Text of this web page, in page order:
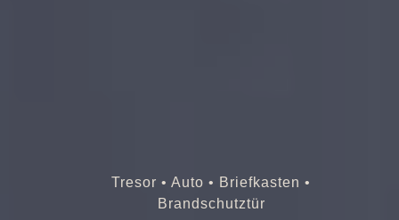
Tresor • Auto • Briefkasten •
Brandschutztür